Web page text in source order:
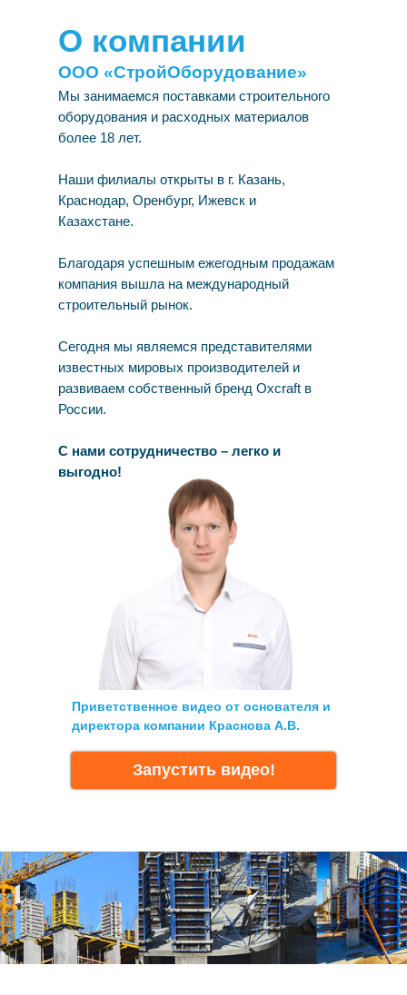
О компании
Мы занимаемся поставками строительного
оборудования и расходных материалов
более 18 лет.
Наши филиалы открыты в г. Казань,
Краснодар, Оренбург, Ижевск и
Казахстане.
Благодаря успешным ежегодным продажам
компания вышла на международный
строительный рынок.
Сегодня мы являемся представителями
известных мировых производителей и
развиваем собственный бренд Oxcraft в
России.
С нами сотрудничество – легко и
выгодно!
ООО «СтройОборудование»
Запустить видео!
Приветственное видео от основателя и
директора компании Краснова А.В.